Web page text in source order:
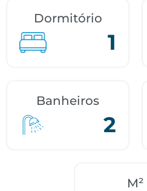
Dormitório
1
Banheiros
2
M²